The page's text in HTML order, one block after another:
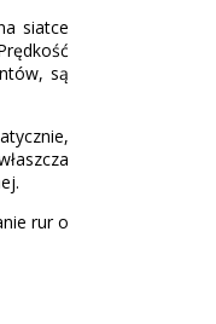
siatce
są
rur o